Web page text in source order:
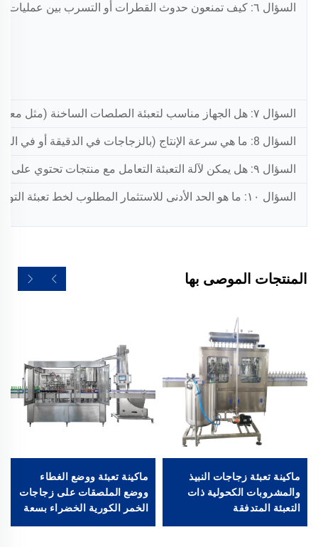
السؤال ٦: كيف تمنعون حدوث القطرات أو التسرب بين عمليات التعبئة، والتي تتسبب في هدر المنتج والتلوث؟
السؤال ٧: هل الجهاز مناسب لتعبئة الصلصات الساخنة (مثل معجون الطماطم عند درجة حرارة ٨٥ مئوية)؟
السؤال 8: ما هي سرعة الإنتاج (بالزجاجات في الدقيقة أو في الساعة) لزجاجة زيت طبخ سعة 1 لتر نموذجية؟
السؤال ٩: هل يمكن لآلة التعبئة التعامل مع منتجات تحتوي على مواد صلبة أو قطع، مثل زيت الفلفل الحار المحتوي على رقائق فلفل؟
السؤال ١٠: ما هو الحد الأدنى للاستثمار المطلوب لخط تعبئة التوابل شبه التلقائي مقارنةً بخط تعبئة تلقائي بالكامل؟
المنتجات الموصى بها
ماكينة تعبئة زجاجات النبيذ
والمشروبات الكحولية ذات
التعبئة المتدفقة
ماكينة تعبئة ووضع الغطاء
ووضع الملصقات على زجاجات
الخمر الكورية الخضراء بسعة
360 مل أوتوماتيكية بالكامل